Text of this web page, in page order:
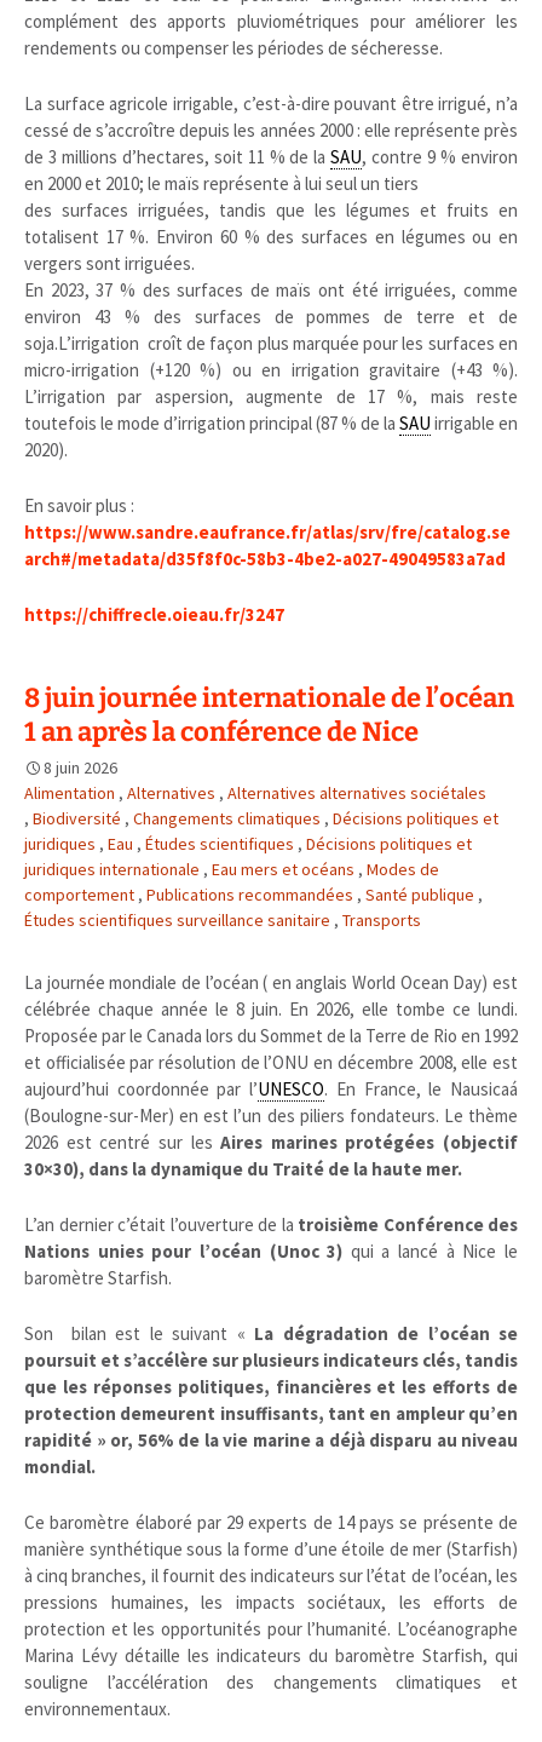
complément des apports pluviométriques pour améliorer les
rendements ou compenser les périodes de sécheresse.
La surface agricole irrigable, c’est-à-dire pouvant être irrigué, n’a
cessé de s’accroître depuis les années 2000 : elle représente près
de 3 millions d’hectares, soit 11 % de laSAU, contre 9 % environ
en 2000 et 2010; le maïs représente à lui seul un tiers
des surfaces irriguées, tandis que les légumes et fruits en
totalisent 17 %. Environ 60 % des surfaces en légumes ou en
vergers sont irriguées.
En 2023, 37 % des surfaces de maïs ont été irriguées, comme
environ 43 % des surfaces de pommes de terre et de
soja.L’irrigation croît de façon plus marquée pour les surfaces en
micro-irrigation (+120 %) ou en irrigation gravitaire (+43 %).
L’irrigation par aspersion, augmente de 17 %, mais reste
toutefois le mode d’irrigation principal (87 % de la SAU irrigable en
2020).
En savoir plus :
https://www.sandre.eaufrance.fr/atlas/srv/fre/catalog.se
arch#/metadata/d35f8f0c-58b3-4be2-a027-49049583a7ad
https://chiffrecle.oieau.fr/3247
8 juin journée internationale de l’océan
1 an après la conférence de Nice
8 juin 2026
Alimentation , Alternatives , Alternatives alternatives sociétales
, Biodiversité , Changements climatiques , Décisions politiques et
juridiques , Eau , Études scientifiques , Décisions politiques et
juridiques internationale , Eau mers et océans , Modes de
comportement , Publications recommandées , Santé publique ,
Études scientifiques surveillance sanitaire , Transports
La journée mondiale de l’océan ( en anglais World Ocean Day) est
célébrée chaque année le 8 juin. En 2026, elle tombe ce lundi.
Proposée par le Canada lors du Sommet de la Terre de Rio en 1992
et officialisée par résolution de l’ONU en décembre 2008, elle est
aujourd’hui coordonnée par l’UNESCO. En France, le Nausicaá
(Boulogne-sur-Mer) en est l’un des piliers fondateurs. Le thème
2026 est centré sur lesAires marines protégées (objectif
30×30), dans la dynamique du Traité de la haute mer.
L’an dernier c’était l’ouverture de la troisième Conférence des
Nations unies pour l’océan (Unoc 3) qui a lancé à Nice le
baromètre Starfish.
Son bilan est le suivant « La dégradation de l’océan se
poursuit et s’accélère sur plusieurs indicateurs clés, tandis
que les réponses politiques, financières et les efforts de
protection demeurent insuffisants, tant en ampleur qu’en
rapidité » or, 56% de la vie marine a déjà disparu au niveau
mondial.
Ce baromètre élaboré par 29 experts de 14 pays se présente de
manière synthétique sous la forme d’une étoile de mer (Starfish)
à cinq branches, il fournit des indicateurs sur l’état de l’océan, les
pressions humaines, les impacts sociétaux, les efforts de
protection et les opportunités pour l’humanité. L’océanographe
Marina Lévy détaille les indicateurs du baromètre Starfish, qui
souligne l’accélération des changements climatiques et
environnementaux.